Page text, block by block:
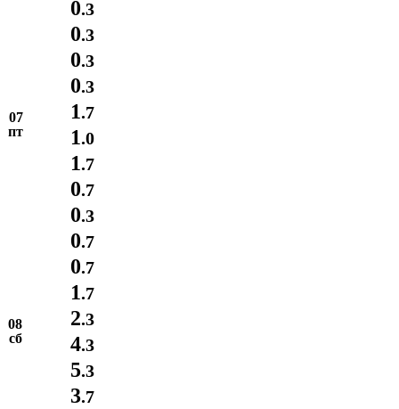
0.3
07
пт
0.3
0.3
0.3
1.7
1.0
1.7
0.7
0.3
08
сб
0.7
0.7
1.7
2.3
4.3
5.3
3.7